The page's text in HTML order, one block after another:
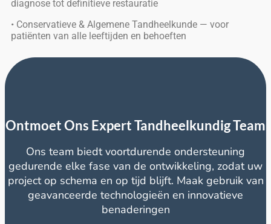
diagnose tot definitieve restauratie
• Conservatieve & Algemene Tandheelkunde — voor
patiënten van alle leeftijden en behoeften
Ontmoet Ons Expert Tandheelkundig Team
Ons team biedt voortdurende ondersteuning
gedurende elke fase van de ontwikkeling, zodat uw
project op schema en op tijd blijft. Maak gebruik van
geavanceerde technologieën en innovatieve
benaderingen